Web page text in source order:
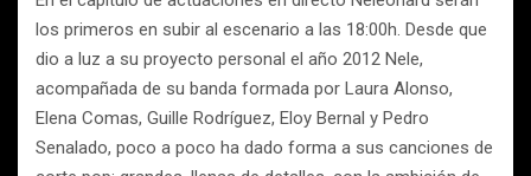
los primeros en subir al escenario a las 18:00h. Desde que
dio a luz a su proyecto personal el año 2012 Nele,
acompañada de su banda formada por Laura Alonso,
Elena Comas, Guille Rodríguez, Eloy Bernal y Pedro
Senalado, poco a poco ha dado forma a sus canciones de